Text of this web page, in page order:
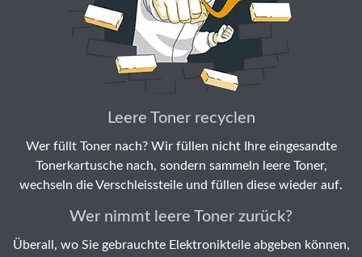
Leere Toner recyclen
Wer füllt Toner nach? Wir füllen nicht Ihre eingesandte
Tonerkartusche nach, sondern sammeln leere Toner,
wechseln die Verschleissteile und füllen diese wieder auf.
Wer nimmt leere Toner zurück?
Überall, wo Sie gebrauchte Elektronikteile abgeben können,